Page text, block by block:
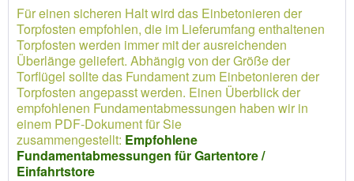
Für einen sicheren Halt wird das Einbetonieren der
Torpfosten empfohlen, die im Lieferumfang enthaltenen
Torpfosten werden immer mit der ausreichenden
Überlänge geliefert. Abhängig von der Größe der
Torflügel sollte das Fundament zum Einbetonieren der
Torpfosten angepasst werden. Einen Überblick der
empfohlenen Fundamentabmessungen haben wir in
einem PDF-Dokument für Sie
zusammengestellt: Empfohlene
Fundamentabmessungen für Gartentore /
Einfahrtstore